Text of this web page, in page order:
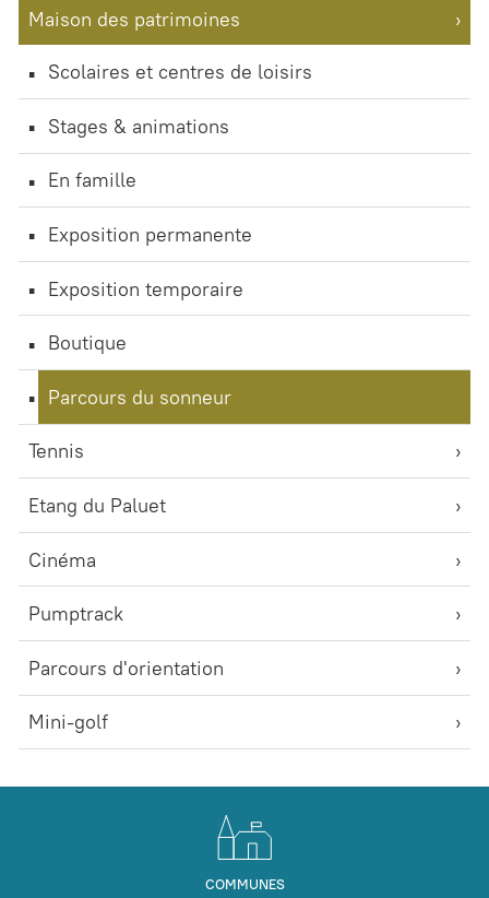
Maison des patrimoines
Scolaires et centres de loisirs
Stages & animations
En famille
Exposition permanente
Exposition temporaire
Boutique
Parcours du sonneur
Tennis
Etang du Paluet
Cinéma
Pumptrack
Parcours d'orientation
Mini-golf
COMMUNES